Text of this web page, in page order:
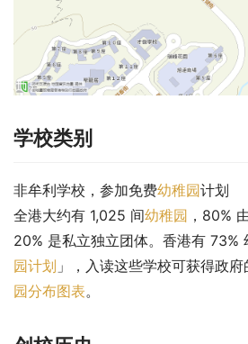
学校类别
非牟利学校，参加免费幼稚园计划
全港大约有 1,025 间幼稚园 ，80%
20% 是私立独立团体。香港有 73%
园计划 」，入读这些学校可获得政府
园分布图表。